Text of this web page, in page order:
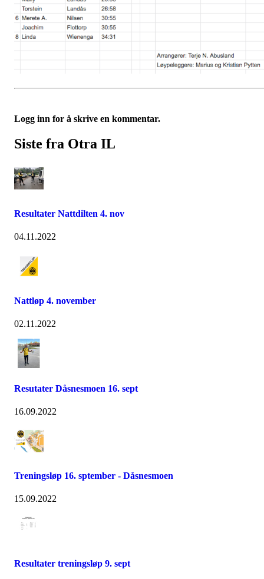
Logg inn for å skrive en kommentar.
Siste fra Otra IL
Resultater Nattdilten 4. nov
04.11.2022
Nattløp 4. november
02.11.2022
Resutater Dåsnesmoen 16. sept
16.09.2022
Treningsløp 16. sptember - Dåsnesmoen
15.09.2022
Resultater treningsløp 9. sept